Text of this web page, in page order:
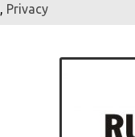
, Privacy